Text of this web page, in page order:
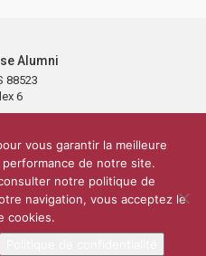
Alumni
88523
6
Réseaux sociaux
Po Toulouse
10 000 diplômés
de confidentialité
Plan du site
vous garantir la meilleure
de notre site.
notre politique de
navigation, vous acceptez le
cookies.